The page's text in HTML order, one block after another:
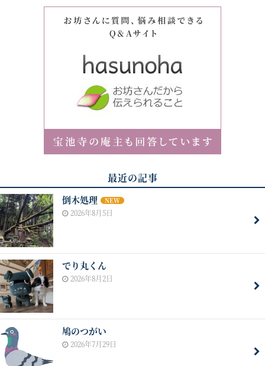
最近の記事
倒木処理 NEW
2026年8月5日
でり丸くん
2026年8月2日
鳩のつがい
2026年7月29日